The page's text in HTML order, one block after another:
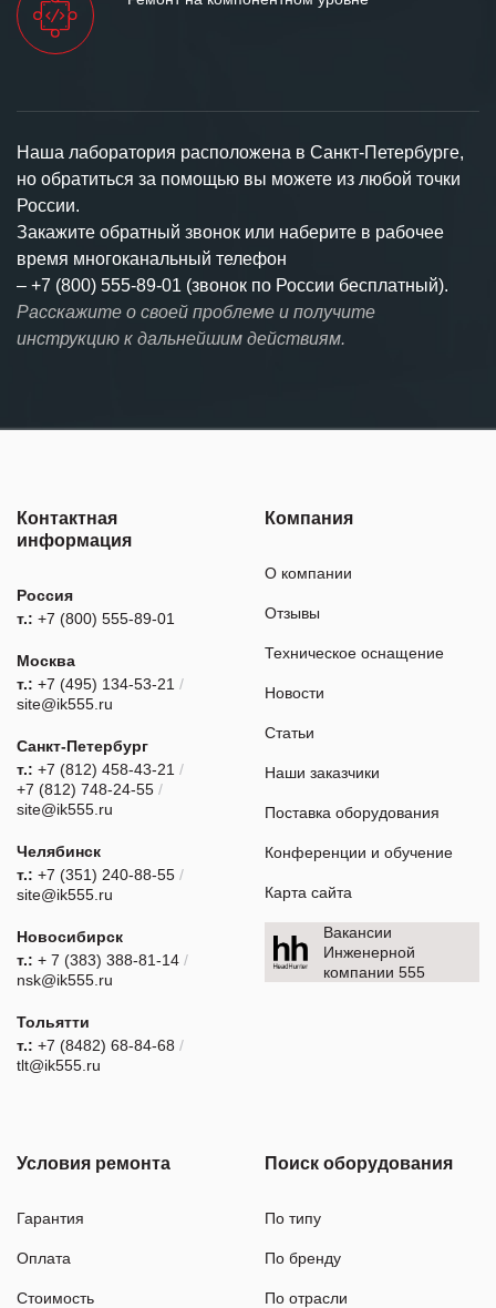
Наша лаборатория расположена в Санкт-Петербурге,
но обратиться за помощью вы можете из любой точки
России.
Закажите обратный звонок или наберите в рабочее
время многоканальный телефон
– +7 (800) 555-89-01 (звонок по России бесплатный).
Расскажите о своей проблеме и получите
инструкцию к дальнейшим действиям.
Контактная
информация
Россия
т.: +7 (800) 555-89-01
Москва
т.: +7 (495) 134-53-21 /
site@ik555.ru
Санкт-Петербург
т.: +7 (812) 458-43-21 /
+7 (812) 748-24-55 /
site@ik555.ru
Челябинск
т.: +7 (351) 240-88-55 /
site@ik555.ru
Новосибирск
т.: + 7 (383) 388-81-14 /
nsk@ik555.ru
Тольятти
т.: +7 (8482) 68-84-68 /
tlt@ik555.ru
Компания
О компании
Отзывы
Техническое оснащение
Новости
Статьи
Наши заказчики
Поставка оборудования
Конференции и обучение
Карта сайта
Вакансии
Инженерной
компании 555
Условия ремонта
Гарантия
Оплата
Стоимость
Поиск оборудования
По типу
По бренду
По отрасли